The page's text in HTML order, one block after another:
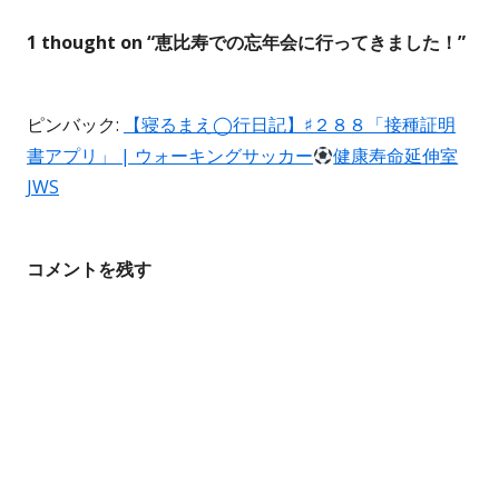
ビ
ー
シ
ン
1 thought on “恵比寿での忘年会に行ってきました！ ”
ピンバック:
【寝るまえ◯行日記】♯２８８「接種証明
書アプリ」 | ウォーキングサッカー
健康寿命延伸室
JWS
コメントを残す